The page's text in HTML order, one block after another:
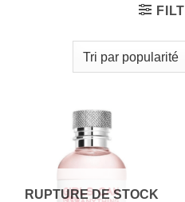
RUPTURE DE STOCK